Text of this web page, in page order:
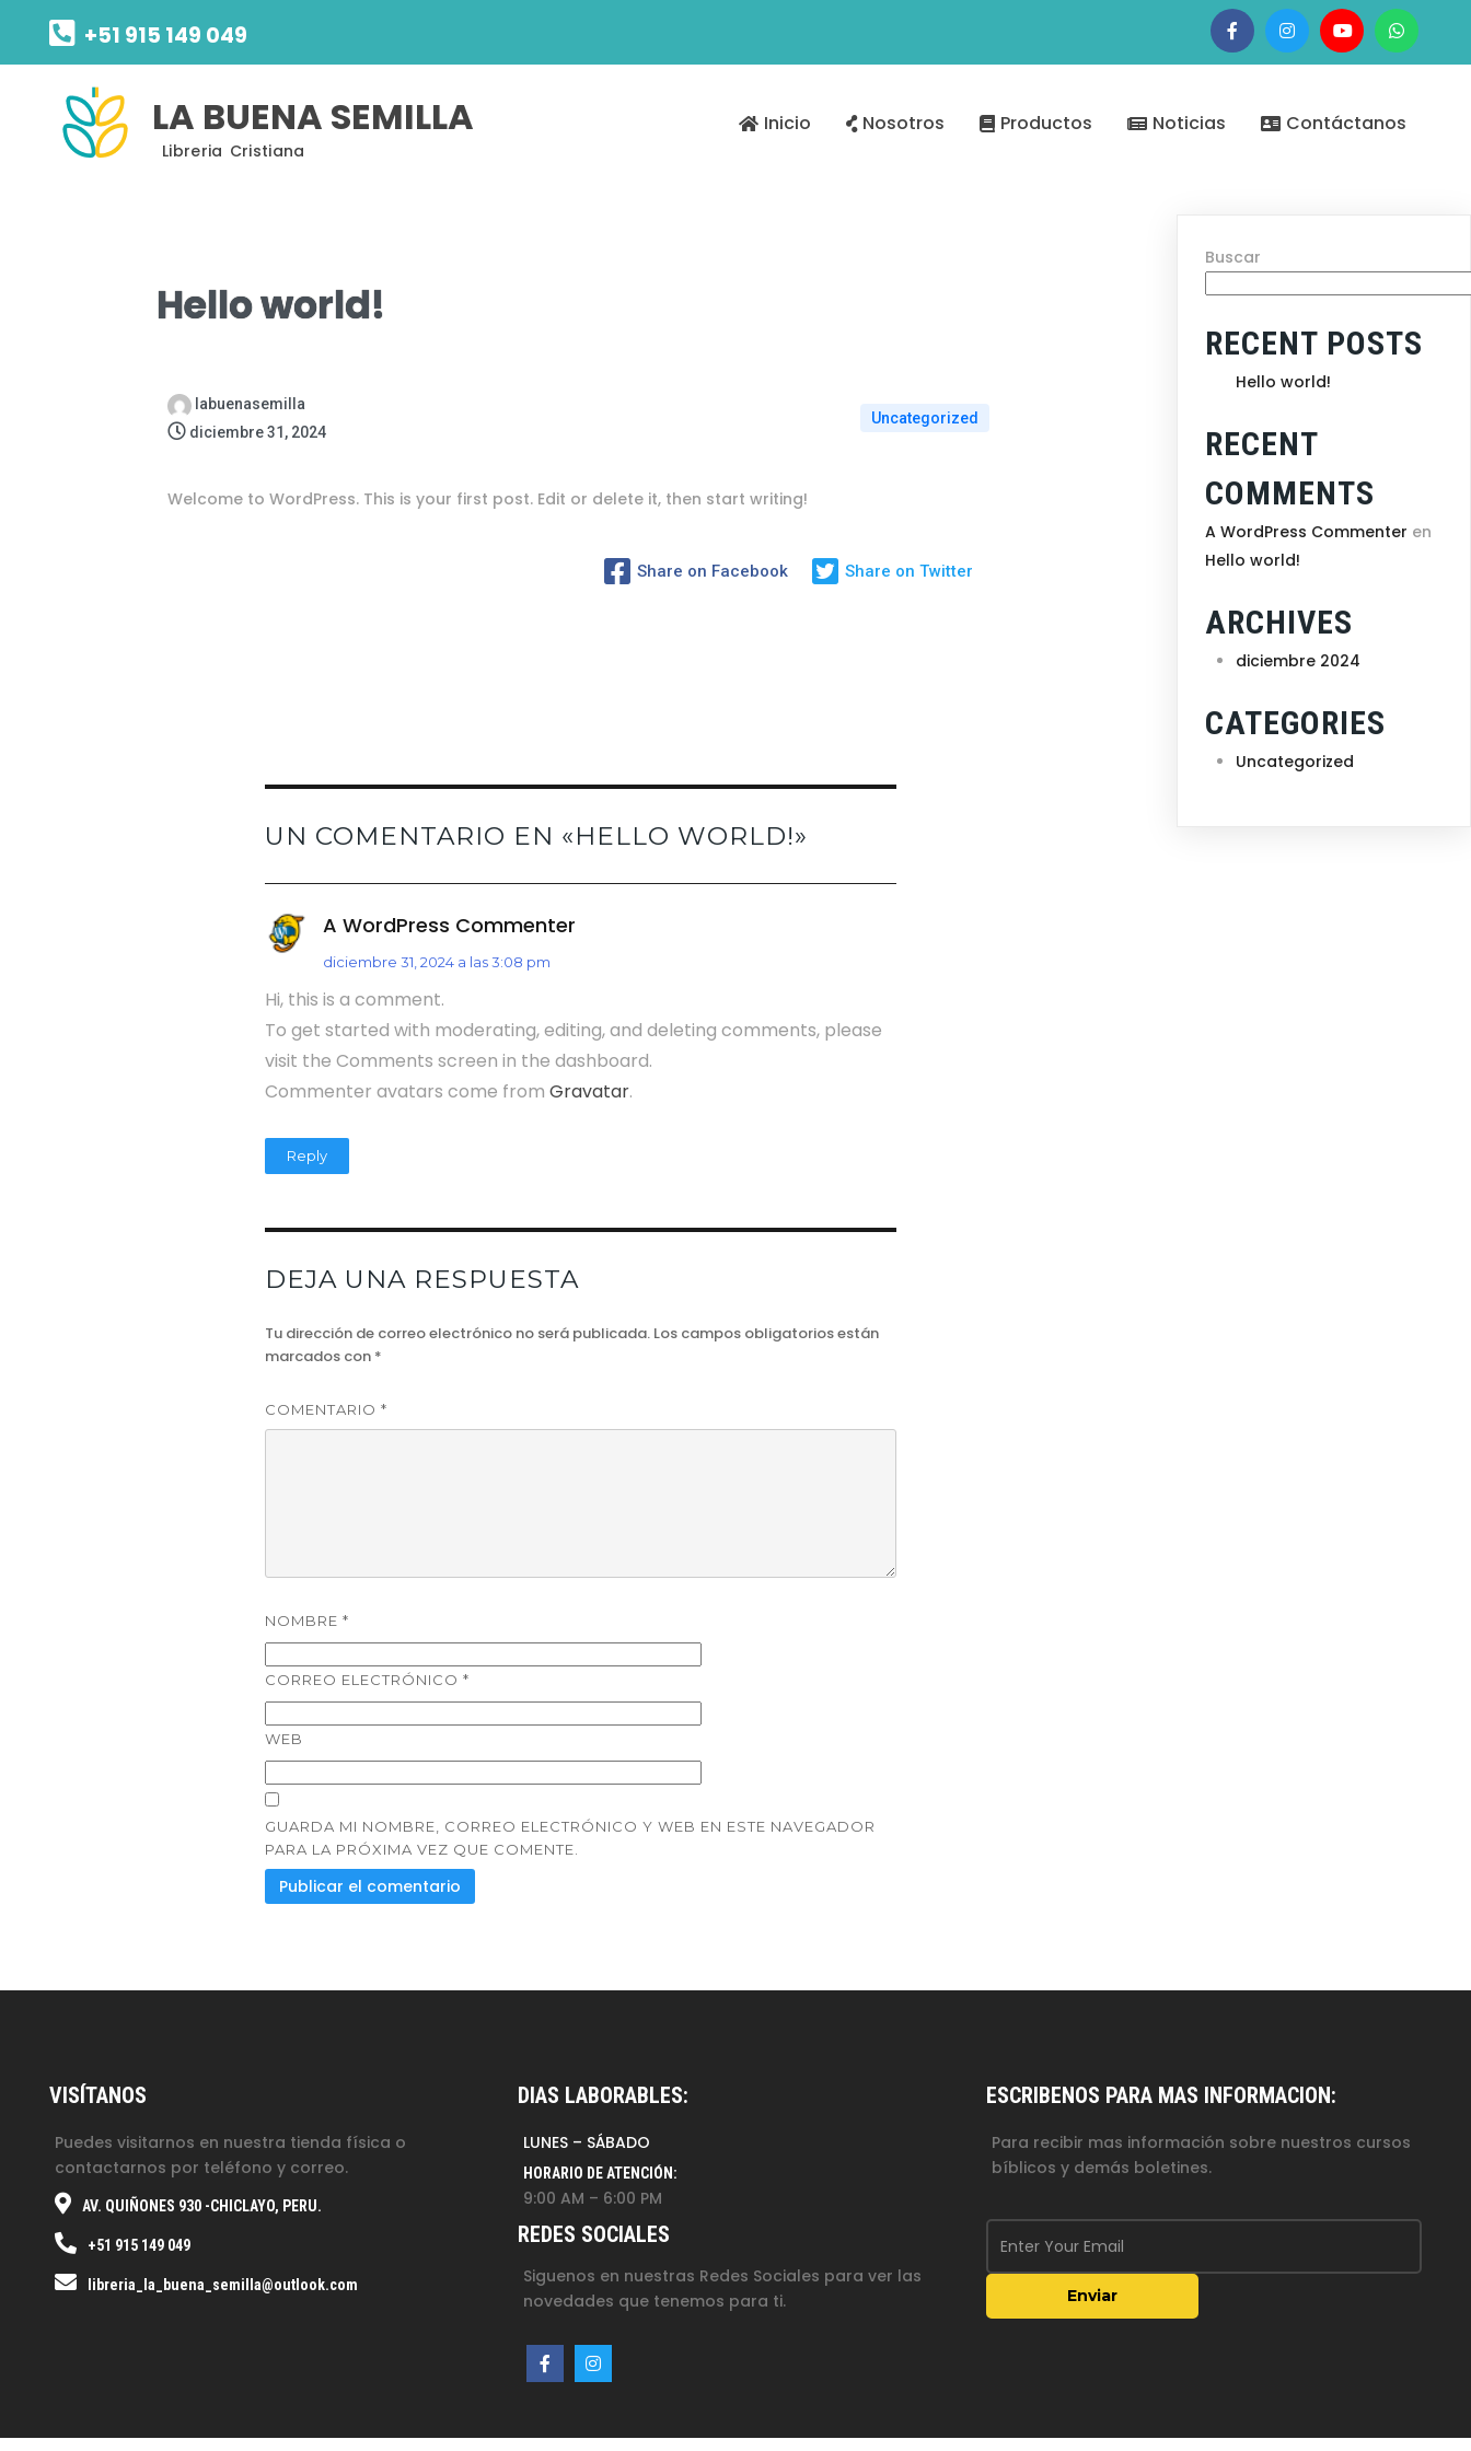
+51 915 149 049
LA BUENA SEMILLA
Libreria Cristiana
Inicio Nosotros Productos Noticias Contáctanos
Hello world!
labuenasemilla
diciembre 31, 2024
Uncategorized
Welcome to WordPress. This is your first post. Edit or delete it, then start writing!
Share on Facebook Share on Twitter
UN COMENTARIO EN «HELLO WORLD!»
A WordPress Commenter
diciembre 31, 2024 a las 3:08 pm
Hi, this is a comment.
To get started with moderating, editing, and deleting comments, please
visit the Comments screen in the dashboard.
Commenter avatars come fromGravatar.
Reply
DEJA UNA RESPUESTA
Tu dirección de correo electrónico no será publicada. Los campos obligatorios están
marcados con *
COMENTARIO*
NOMBRE*
CORREO ELECTRÓNICO*
WEB
GUARDA MI NOMBRE, CORREO ELECTRÓNICO Y WEB EN ESTE NAVEGADOR
PARA LA PRÓXIMA VEZ QUE COMENTE.
Buscar
RECENT POSTS
Hello world!
RECENT
COMMENTS
A WordPress Commenter en
Hello world!
ARCHIVES
diciembre 2024
CATEGORIES
Uncategorized
VISÍTANOS
Puedes visitarnos en nuestra tienda física o
contactarnos por teléfono y correo.
AV. QUIÑONES 930 -CHICLAYO, PERU.
+51 915 149 049
libreria_la_buena_semilla@outlook.com
DIAS LABORABLES:
LUNES – SÁBADO
HORARIO DE ATENCIÓN:
9:00 AM – 6:00 PM
REDES SOCIALES
Siguenos en nuestras Redes Sociales para ver las
novedades que tenemos para ti.
ESCRIBENOS PARA MAS INFORMACION:
Para recibir mas información sobre nuestros cursos
bíblicos y demás boletines.
Enviar